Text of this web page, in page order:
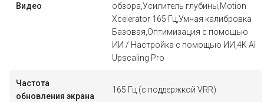
Видео
обзора,Усилитель глубины,Motion
Xcelerator 165 Гц,Умная калибровка
Базовая,Оптимизация с помощью
ИИ / Настройка с помощью ИИ,4K AI
Upscaling Pro
Частота
обновления экрана
165 Гц (с поддержкой VRR)